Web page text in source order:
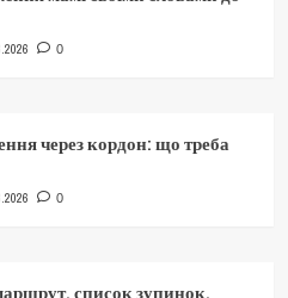
0
через кордон: що треба
0
список зупинок,